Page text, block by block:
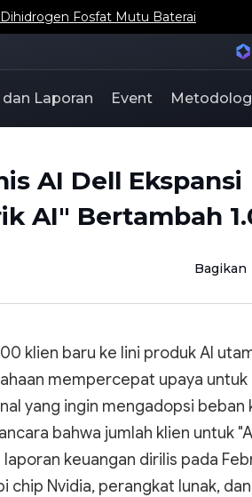
Fosfat Mutu Baterai
Laporan Event
AI Dell Ekspansi
AI" Bertambah
Bagikan
klien baru ke lini produk AI
mempercepat upaya untuk
yang ingin mengadopsi beban
bahwa jumlah klien untuk
keuangan dirilis pada
Nvidia, perangkat lunak,